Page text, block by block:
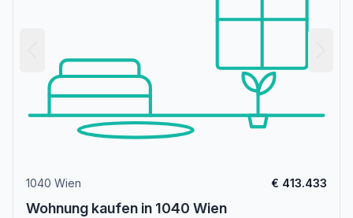
1040 Wien € 413.433
Wohnung kaufen in 1040 Wien